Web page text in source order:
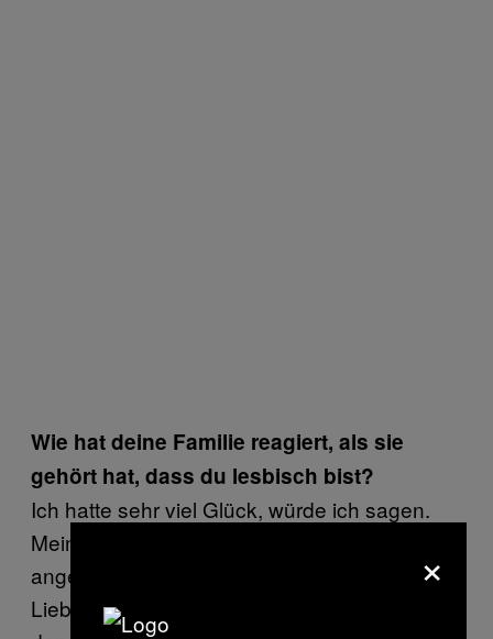
Wie hat deine Familie reagiert, als sie
gehört hat, dass du lesbisch bist?
Ich hatte sehr viel Glück, würde ich sagen.
Meine Mutter war es, die mich darauf
angesprochen hat. Ich hatte einen
Liebesbrief an ein Mädchen geschrieben,
×